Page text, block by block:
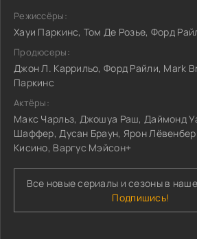
Режиссёры:
Хауи Паркинс, Том Де Розье, Форд
Продюсеры:
Джон Л. Каррильо, Форд Райли, Mark
Паркинс
Актёры:
Макс Чарльз, Джошуа Раш, Даймонд
Шаффер, Дусан Браун, Ярон
Кисино, Варгус Мэйсон+
Все новые сериалы и сезоны в
Подпишись!